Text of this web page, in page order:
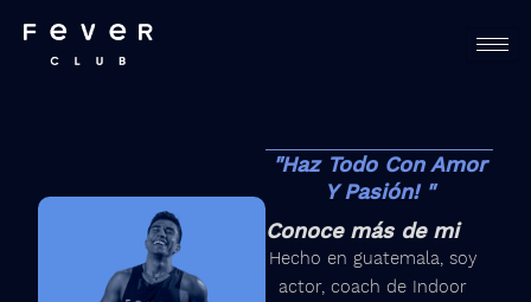
content
"Haz Todo Con Amor
Y Pasión! "
Conoce más de mi
Hecho en guatemala, soy
actor, coach de Indoor